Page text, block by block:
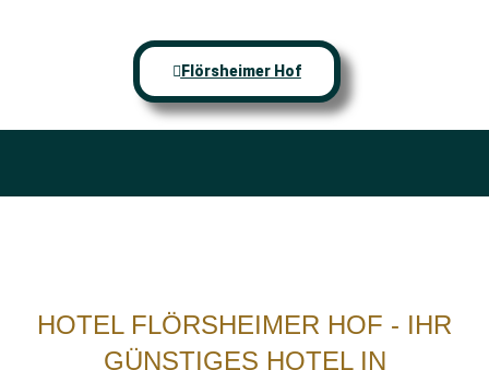
Flörsheimer Hof
HOTEL FLÖRSHEIMER HOF - IHR
GÜNSTIGES HOTEL IN